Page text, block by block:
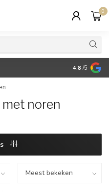
0
4.8 /5
noren